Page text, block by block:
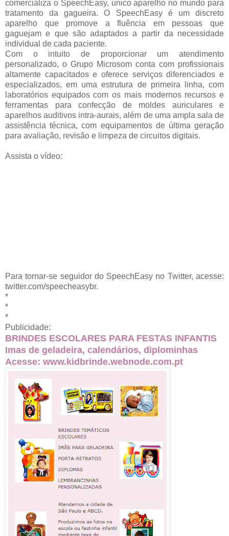
comercializa o SpeechEasy, único aparelho no mundo para
tratamento da gagueira. O SpeechEasy é um discreto
aparelho que promove a fluência em pessoas que
gaguejam e que são adaptados a partir da necessidade
individual de cada paciente.
Com o intuito de proporcionar um atendimento
personalizado, o Grupo Microsom conta com profissionais
altamente capacitados e oferece serviços diferenciados e
especializados, em uma estrutura de primeira linha, com
laboratórios equipados com os mais modernos recursos e
ferramentas para confecção de moldes auriculares e
aparelhos auditivos intra-aurais, além de uma ampla sala de
assistência técnica, com equipamentos de última geração
para avaliação, revisão e limpeza de circuitos digitais.
Assista o vídeo:
Para tornar-se seguidor do SpeechEasy no Twitter, acesse:
twitter.com/speecheasybr.
*
*
*
Publicidade:
BRINDES ESCOLARES PARA FESTAS INFANTIS
Imas de geladeira, calendários, diplominhas
Acesse: www.kidbrinde.webnode.com.pt